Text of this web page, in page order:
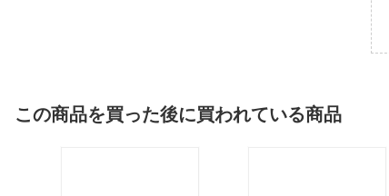
この商品を買った後に買われている商品